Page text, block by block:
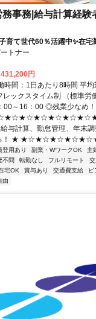
事務|給与計算経験
育て世代60％活躍中✨在宅
トナー
円
時間：1日あたり8時間 平
レックスタイム制 （標準
00～16：00 ◎残業少なめ
与計算、勤怠管理、年末
せる！ ★
登用あり 副業・WワークOK
主
不問 転勤なし フルリモート
宅OK 賞与あり 交通費支給 ピ
由